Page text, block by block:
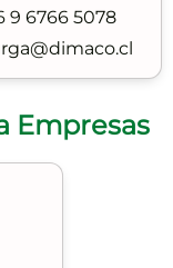
9 6766 5078
Empresas